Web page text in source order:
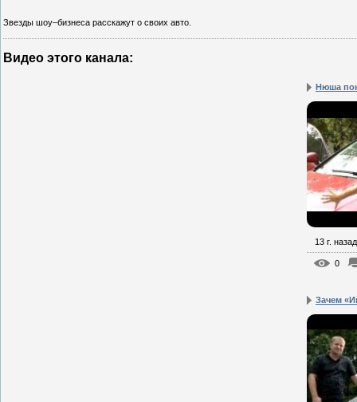
Звезды шоу–бизнеса расскажут о своих авто.
Видео этого канала:
Нюша
13 г. назад
0
Зачем